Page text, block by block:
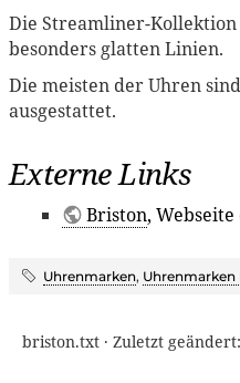
Die Streamliner-
besonders glatten Linien.
Die meisten der Uhren
ausgestattet.
Externe Links
Briston,
Uhrenmarken, Uhrenmarken
briston.txt · Zuletzt geändert: